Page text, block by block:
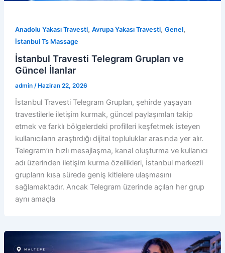
Anadolu Yakası Travesti, Avrupa Yakası Travesti, Genel,
İstanbul Ts Massage
İstanbul Travesti Telegram Grupları ve
Güncel İlanlar
admin / Haziran 22, 2026
İstanbul Travesti Telegram Grupları, şehirde yaşayan
travestilerle iletişim kurmak, güncel paylaşımları takip
etmek ve farklı bölgelerdeki profilleri keşfetmek isteyen
kullanıcıların araştırdığı dijital topluluklar arasında yer alır.
Telegram’ın hızlı mesajlaşma, kanal oluşturma ve kullanıcı
adı üzerinden iletişim kurma özellikleri, İstanbul merkezli
grupların kısa sürede geniş kitlelere ulaşmasını
sağlamaktadır. Ancak Telegram üzerinde açılan her grup
aynı amaçla